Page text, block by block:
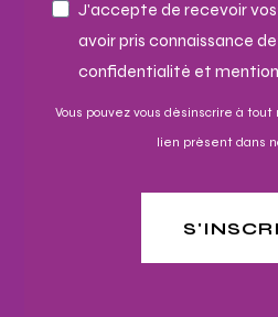
J'accepte de recevoir
avoir pris connaissance
confidentialité et
Vous pouvez vous désinscrire à
lien présent dans